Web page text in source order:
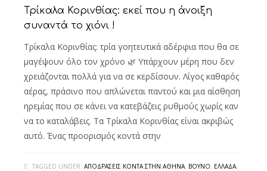
Τρίκαλα Κορινθίας: εκεί που η άνοιξη
συναντά το χιόνι !
Τρίκαλα Κορινθίας: τρία γοητευτικά αδέρφια που θα σε
μαγέψουν όλο τον χρόνο 🌿 Υπάρχουν μέρη που δεν
χρειάζονται πολλά για να σε κερδίσουν. Λίγος καθαρός
αέρας, πράσινο που απλώνεται παντού και μια αίσθηση
ηρεμίας που σε κάνει να κατεβάζεις ρυθμούς χωρίς καν
να το καταλάβεις. Τα Τρίκαλα Κορινθίας είναι ακριβώς
αυτό. Ένας προορισμός κοντά στην
TAGGED UNDER: ΑΠΟΔΡΆΣΕΙΣ ΚΟΝΤΆ ΣΤΗΝ ΑΘΉΝΑ, ΒΟΥΝΌ, ΕΛΛΆΔΑ,